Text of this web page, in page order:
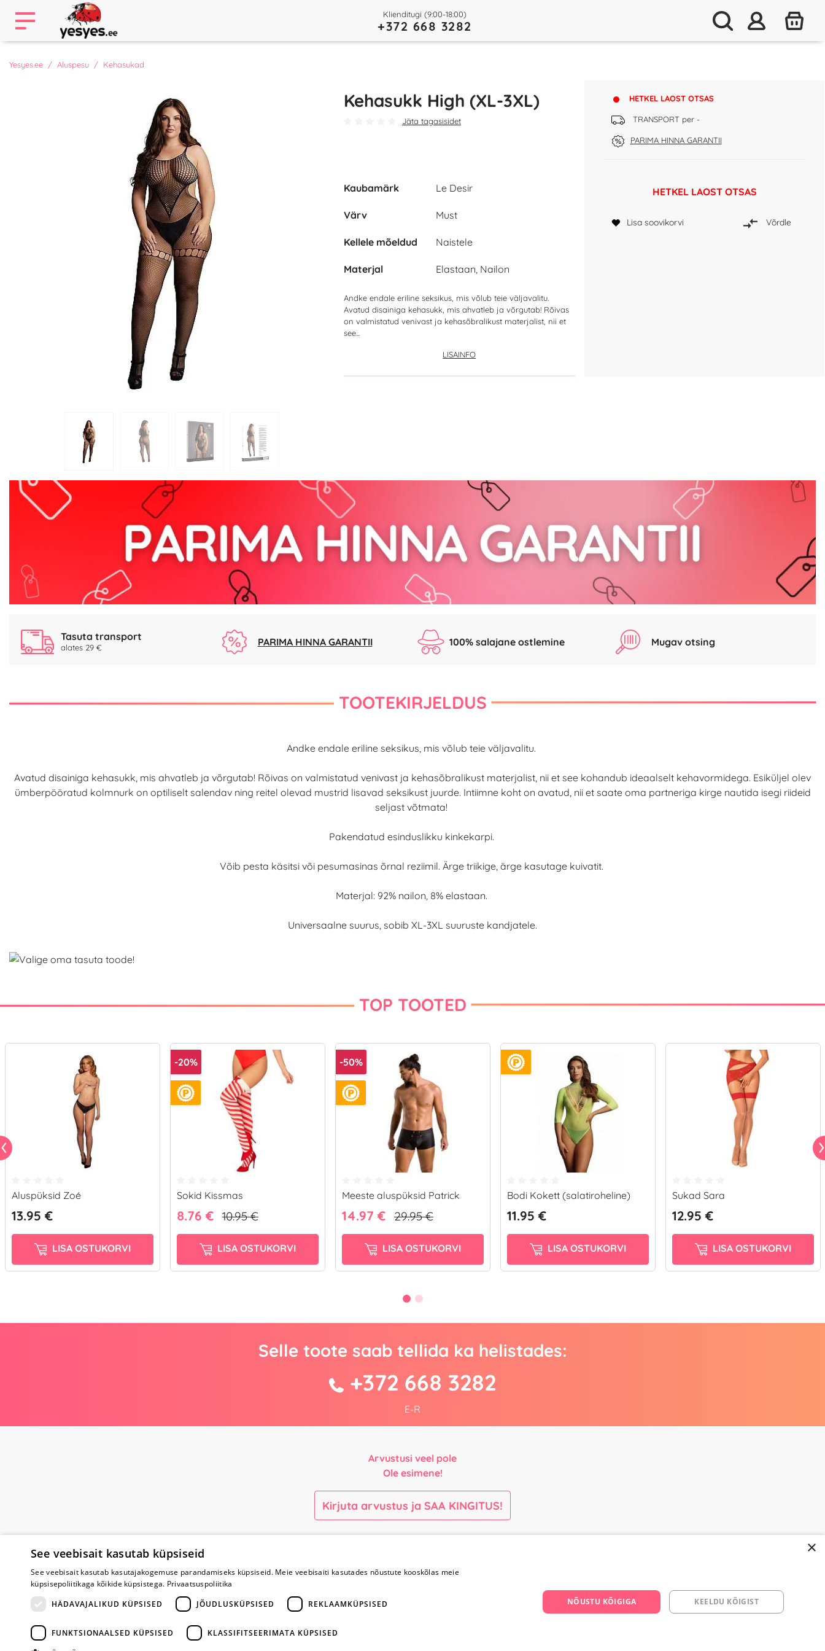
Klienditugi (9:00-18:00)
+372 668 3282
Yesyes.ee Aluspesu Kehasukad
Kehasukk High (XL-3XL)
Jäta tagasisidet
HETKEL LAOST OTSAS
TRANSPORT per -
PARIMA HINNA GARANTII
Kaubamärk Le Desir
Värv Must
Kellele mõeldud Naistele
Materjal Elastaan, Nailon
Andke endale eriline seksikus, mis võlub teie väljavalitu.
Avatud disainiga kehasukk, mis ahvatleb ja võrgutab! Rõivas
on valmistatud venivast ja kehasõbralikust materjalist, nii et
see...
LISAINFO
HETKEL LAOST OTSAS
Lisa soovikorvi Võrdle
Tasuta transport
alates 29 € PARIMA HINNA GARANTII 100% salajane ostlemine Mugav otsing
TOOTEKIRJELDUS
Andke endale eriline seksikus, mis võlub teie väljavalitu.
Avatud disainiga kehasukk, mis ahvatleb ja võrgutab! Rõivas on valmistatud venivast ja kehasõbralikust materjalist, nii et see kohandub ideaalselt kehavormidega. Esiküljel olev
ümberpööratud kolmnurk on optiliselt salendav ning reitel olevad mustrid lisavad seksikust juurde. Intiimne koht on avatud, nii et saate oma partneriga kirge nautida isegi riideid
seljast võtmata!
Pakendatud esinduslikku kinkekarpi.
Võib pesta käsitsi või pesumasinas õrnal reziimil. Ärge triikige, ärge kasutage kuivatit.
Materjal: 92% nailon, 8% elastaan.
Universaalne suurus, sobib XL-3XL suuruste kandjatele.
TOP TOOTED
Aluspüksid Zoé
13.95 €
LISA OSTUKORVI
-20%
Sokid Kissmas
8.76 € 10.95 €
LISA OSTUKORVI
-50%
Meeste aluspüksid Patrick
14.97 € 29.95 €
LISA OSTUKORVI
Bodi Kokett (salatiroheline)
11.95 €
LISA OSTUKORVI
Sukad Sara
12.95 €
LISA OSTUKORVI
Selle toote saab tellida ka helistades:
+372 668 3282
E-R
Arvustusi veel pole
Ole esimene!
Kirjuta arvustus ja SAA KINGITUS!
Meist
Koostöö
Tagasiside
Erootiline ajakiri
kohaletoimetamine
Maksmine ja
kohaletoimetamine
+372 668 3282
×
See veebisait kasutab küpsiseid
See veebisait kasutab kasutajakogemuse parandamiseks küpsiseid. Meie veebisaiti kasutades nõustute kooskõlas meie
küpsisepoliitikaga kõikide küpsistega. Privaatsuspoliitika
HÄDAVAJALIKUD KÜPSISED
JÕUDLUSKÜPSISED REKLAAMKÜPSISED
FUNKTSIONAALSED KÜPSISED KLASSIFITSEERIMATA KÜPSISED
NÕUSTU KÕIGIGA KEELDU KÕIGIST